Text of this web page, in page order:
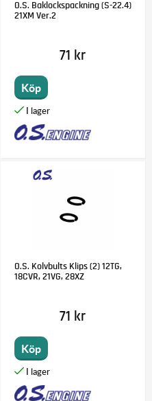
O.S. Baklockspackning (S-22.4)
21XM Ver.2
71 kr
Köp
O.S. Kolvbults Klips (2) 12TG,
18CVR, 21VG, 28XZ
71 kr
Köp